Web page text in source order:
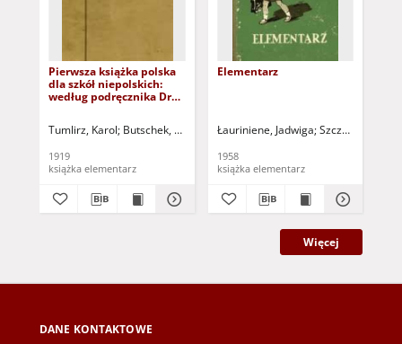
Pierwsza książka polska
dla szkół niepolskich:
według podręcznika Dra
Tumlirz, Karol Butschek, Teod. - oprac.
1919
książka elementarz
Elementarz
Łauriniene, Jadwiga
1958
książka elementarz
Więcej
DANE KONTAKTOWE